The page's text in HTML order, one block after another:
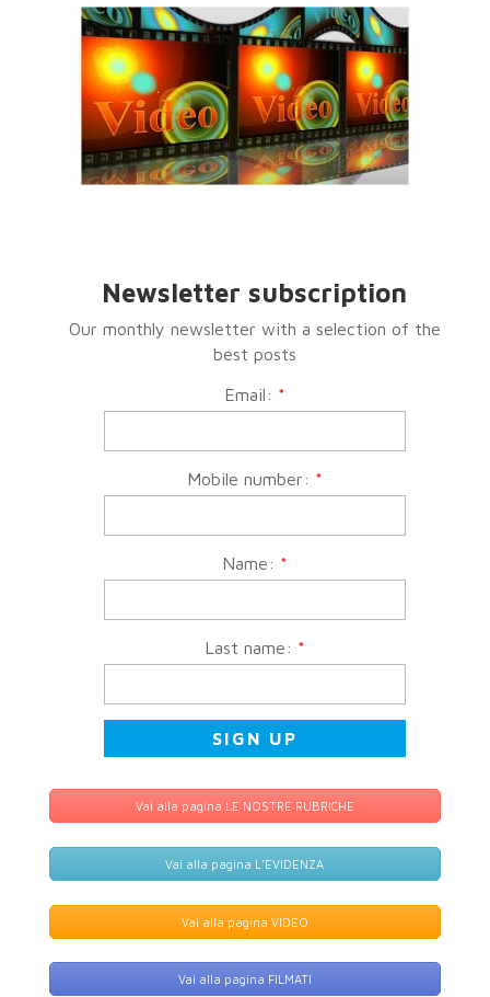
Newsletter subscription
Our monthly newsletter with a selection of the
best posts
Email: *
Mobile number: *
Name: *
Last name: *
Vai alla pagina LE NOSTRE RUBRICHE
Vai alla pagina L'EVIDENZA
Vai alla pagina VIDEO
Vai alla pagina FILMATI